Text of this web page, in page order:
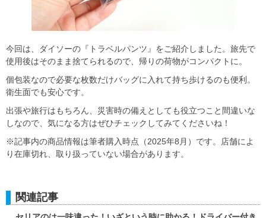
今回は、ダイソーの『トラベルパンツ』をご紹介しました。旅先で
使用後はそのまま捨てられるので、帰りの荷物がコンパクトに。
個包装なので必要な枚数だけバッグに入れて持ち歩けるのも便利。
衛生面でも安心です。
出張や旅行はもちろん、災害時の備えとしても役立つこと間違いな
しなので、気になる方はぜひチェックしてみてくださいね！
※記事内の商品情報は筆者購入時点（2025年8月）です。店舗によ
り在庫切れ、取り扱っていない場合があります。
関連記事